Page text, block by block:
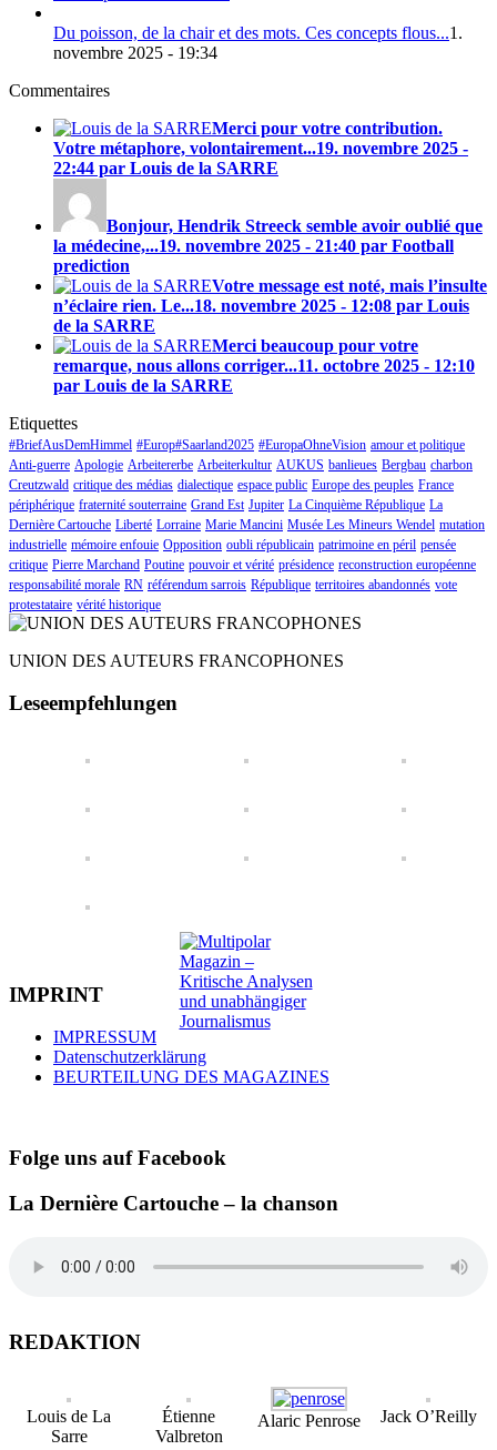
Du poisson, de la chair et des mots. Ces concepts flous...1.
novembre 2025 - 19:34
Commentaires
Merci pour votre contribution.
Votre métaphore, volontairement...19. novembre 2025 -
22:44 par Louis de la SARRE
Bonjour, Hendrik Streeck semble avoir oublié que
la médecine,...19. novembre 2025 - 21:40 par Football
prediction
Votre message est noté, mais l’insulte
n’éclaire rien. Le...18. novembre 2025 - 12:08 par Louis
de la SARRE
Merci beaucoup pour votre
remarque, nous allons corriger...11. octobre 2025 - 12:10
par Louis de la SARRE
Etiquettes
#BriefAusDemHimmel #Europ#Saarland2025 #EuropaOhneVision amour et politique
Anti-guerre Apologie Arbeitererbe Arbeiterkultur AUKUS banlieues Bergbau charbon
Creutzwald critique des médias dialectique espace public Europe des peuples France
périphérique fraternité souterraine Grand Est Jupiter La Cinquième République La
Dernière Cartouche Liberté Lorraine Marie Mancini Musée Les Mineurs Wendel mutation
industrielle mémoire enfouie Opposition oubli républicain patrimoine en péril pensée
critique Pierre Marchand Poutine pouvoir et vérité présidence reconstruction européenne
responsabilité morale RN référendum sarrois République territoires abandonnés vote
protestataire vérité historique
UNION DES AUTEURS FRANCOPHONES
Leseempfehlungen
IMPRINT
IMPRESSUM
Datenschutzerklärung
BEURTEILUNG DES MAGAZINES
Folge uns auf Facebook
La Dernière Cartouche – la chanson
REDAKTION
Louis de La
Sarre
Étienne
Valbreton
Alaric Penrose Jack O’Reilly